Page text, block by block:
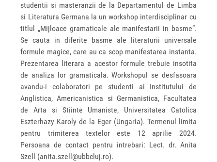
studentii si masteranzii de la Departamentul de Limba
si Literatura Germana la un workshop interdisciplinar cu
titlul „Mijloace gramaticale ale manifestarii in basme”.
Se cauta in diferite basme ale literaturii universale
formule magice, care au ca scop manifestarea instanta.
Prezentarea literara a acestor formule trebuie insotita
de analiza lor gramaticala. Workshopul se desfasoara
avandu-i colaboratori pe studenti ai Institutului de
Anglistica, Americanistica si Germanistica, Facultatea
de Arta si Stiinte Umaniste, Universitatea Catolica
Eszterhazy Karoly de la Eger (Ungaria). Termenul limita
pentru trimiterea textelor este 12 aprilie 2024.
Persoana de contact pentru intrebari: Lect. dr. Anita
Szell (anita.szell@ubbcluj.ro).